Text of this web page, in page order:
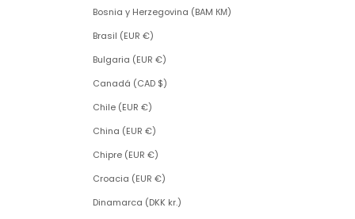
Bosnia y Herzegovina (BAM КМ)
Brasil (EUR €)
Bulgaria (EUR €)
Canadá (CAD $)
Chile (EUR €)
China (EUR €)
Chipre (EUR €)
Croacia (EUR €)
Dinamarca (DKK kr.)